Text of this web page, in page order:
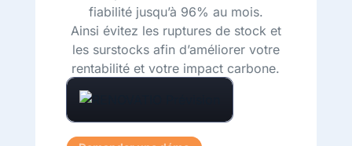
fiabilité jusqu’à 96% au mois.
Ainsi évitez les ruptures de stock et
les surstocks afin d’améliorer votre
rentabilité et votre impact carbone.